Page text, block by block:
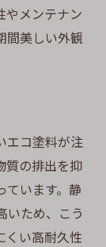
やメンテナン
間美しい外観
エコ塗料が注
質の排出を抑
ています。静
いため、こう
くい高耐久性